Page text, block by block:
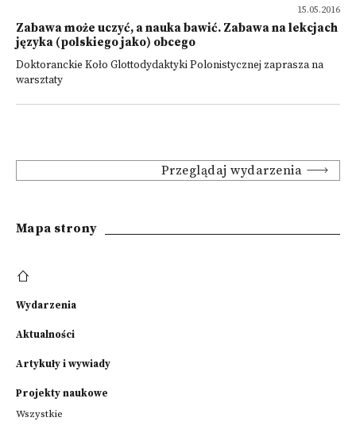
15.05.2016
Zabawa może uczyć, a nauka bawić. Zabawa na lekcjach
języka (polskiego jako) obcego
Doktoranckie Koło Glottodydaktyki Polonistycznej zaprasza na
warsztaty
Przeglądaj wydarzenia
Mapa strony
Wydarzenia
Aktualności
Artykuły i wywiady
Projekty naukowe
Wszystkie